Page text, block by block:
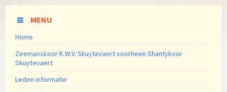
MENU
Home
Zeemanskoor K.W.V. Skuytevaert voorheen Shantykoor
Skuytevaert
Leden informatie